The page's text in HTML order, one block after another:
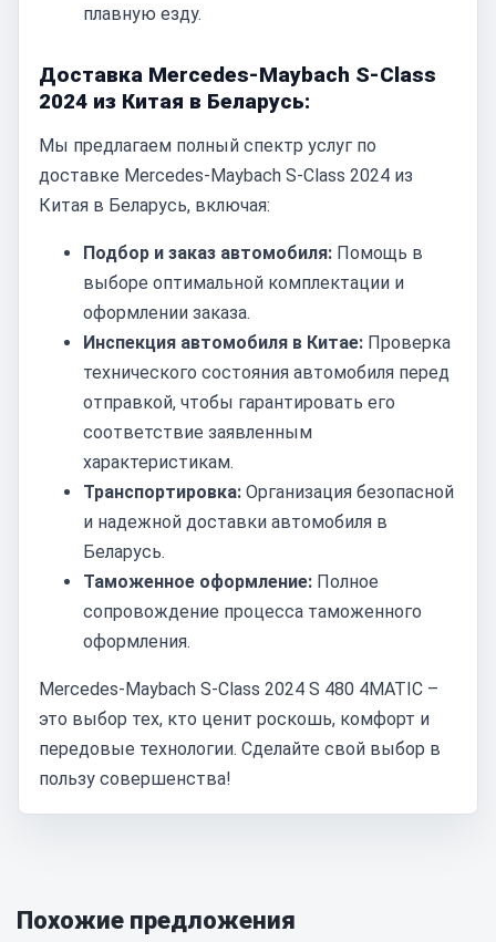
плавную езду.
Доставка Mercedes-Maybach S-Class
2024 из Китая в Беларусь:
Мы предлагаем полный спектр услуг по
доставке Mercedes-Maybach S-Class 2024 из
Китая в Беларусь, включая:
Подбор и заказ автомобиля: Помощь в
выборе оптимальной комплектации и
оформлении заказа.
Инспекция автомобиля в Китае: Проверка
технического состояния автомобиля перед
отправкой, чтобы гарантировать его
соответствие заявленным
характеристикам.
Транспортировка: Организация безопасной
и надежной доставки автомобиля в
Беларусь.
Таможенное оформление: Полное
сопровождение процесса таможенного
оформления.
Mercedes-Maybach S-Class 2024 S 480 4MATIC –
это выбор тех, кто ценит роскошь, комфорт и
передовые технологии. Сделайте свой выбор в
пользу совершенства!
Похожие предложения